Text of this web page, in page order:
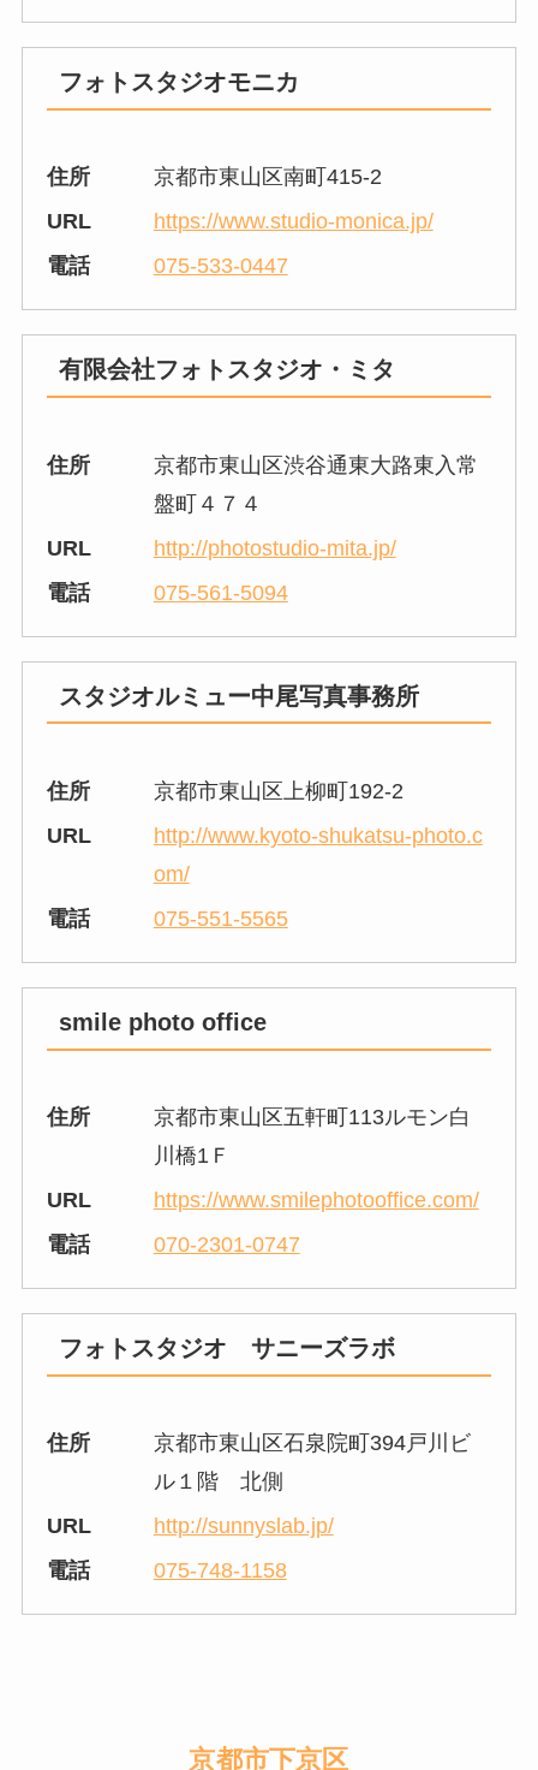
フォトスタジオモニカ
住所
京都市東山区南町415-2
URL
https://www.studio-monica.jp/
電話
075-533-0447
有限会社フォトスタジオ・ミタ
住所
京都市東山区渋谷通東大路東入常
盤町４７４
URL
http://photostudio-mita.jp/
電話
075-561-5094
スタジオルミュー中尾写真事務所
住所
京都市東山区上柳町192-2
URL
http://www.kyoto-shukatsu-photo.c
om/
電話
075-551-5565
smile photo office
住所
京都市東山区五軒町113ルモン白
川橋1Ｆ
URL
https://www.smilephotooffice.com/
電話
070-2301-0747
フォトスタジオ サニーズラボ
住所
京都市東山区石泉院町394戸川ビ
ル１階 北側
URL
http://sunnyslab.jp/
電話
075-748-1158
京都市下京区